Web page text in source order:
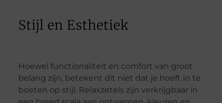
Stijl en Esthetiek
Hoewel functionaliteit en comfort van groot
belang zijn, betekent dit niet dat je hoeft in te
boeten op stijl. Relaxzetels zijn verkrijgbaar in